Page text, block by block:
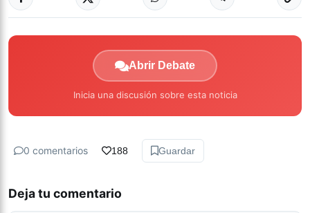
Abrir Debate
Inicia una discusión sobre esta noticia
0 comentarios 188 Guardar
Deja tu comentario